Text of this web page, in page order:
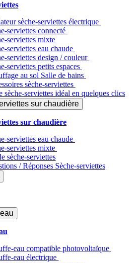
sèche-serviettes électrique
serviettes connecté
serviettes mixte
serviettes eau chaude
serviettes design / couleur
serviettes petits espaces
au sol Salle de bains
sèche-serviettes
sèche-serviettes idéal en quelques clics
sur chaudière
sur chaudière
serviettes eau chaude
serviettes mixte
sèche-serviettes
/ Réponses Sèche-serviettes
eau compatible photovoltaïque
eau électrique